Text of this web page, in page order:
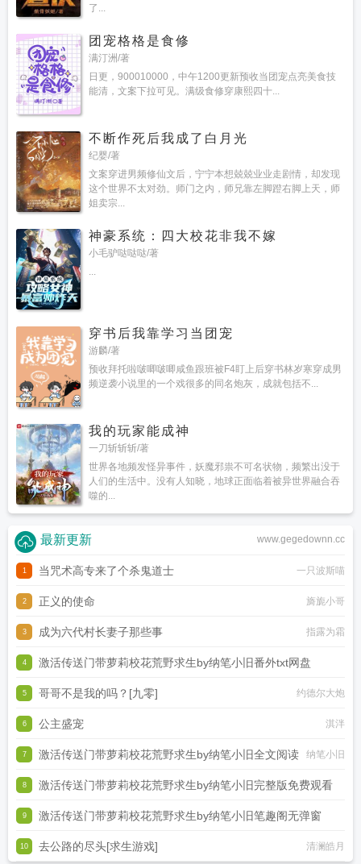
了...
团宠格格是食修
满汀洲/著
日更，900010000，中午1200更新预收当团宠点亮美食技
能清，文案下拉可见。满级食修穿康熙四十...
不断作死后我成了白月光
纪婴/著
文案穿进男频修仙文后，宁宁本想兢兢业业走剧情，却发现
这个世界不太对劲。师门之内，师兄靠左脚蹬右脚上天，师
姐卖宗...
神豪系统：四大校花非我不嫁
小毛驴哒哒哒/著
...
穿书后我靠学习当团宠
游麟/著
预收拜托啦啵唧啵唧咸鱼跟班被F4盯上后穿书林岁寒穿成男
频逆袭小说里的一个戏很多的同名炮灰，成就包括不...
我的玩家能成神
一刀斩斩斩/著
世界各地频发怪异事件，妖魔邪祟不可名状物，频繁出没于
人们的生活中。没有人知晓，地球正面临着被异世界融合吞
噬的...
www.gegedownn.cc
最新更新
1 当咒术高专来了个杀鬼道士 一只波斯喵
2 正义的使命 旖旎小哥
3 成为六代村长妻子那些事 指露为霜
4 激活传送门带萝莉校花荒野求生by纳笔小旧番外txt网盘
纳笔小旧
5 哥哥不是我的吗？[九零] 约德尔大炮
6 公主盛宠 淇泮
7 激活传送门带萝莉校花荒野求生by纳笔小旧全文阅读 纳笔小旧
8 激活传送门带萝莉校花荒野求生by纳笔小旧完整版免费观看
纳笔小旧
9 激活传送门带萝莉校花荒野求生by纳笔小旧笔趣阁无弹窗
纳笔小旧
10 去公路的尽头[求生游戏] 清澜皓月